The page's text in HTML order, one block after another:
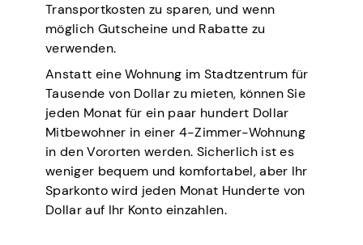
Transportkosten zu sparen, und wenn
möglich Gutscheine und Rabatte zu
verwenden.
Anstatt eine Wohnung im Stadtzentrum für
Tausende von Dollar zu mieten, können Sie
jeden Monat für ein paar hundert Dollar
Mitbewohner in einer 4-Zimmer-Wohnung
in den Vororten werden. Sicherlich ist es
weniger bequem und komfortabel, aber Ihr
Sparkonto wird jeden Monat Hunderte von
Dollar auf Ihr Konto einzahlen.